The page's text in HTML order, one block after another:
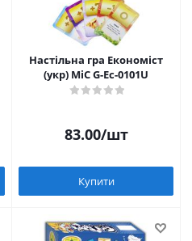
Настільна гра Економіст
(укр) MiC G-Ec-0101U
83.00/шт
Купити